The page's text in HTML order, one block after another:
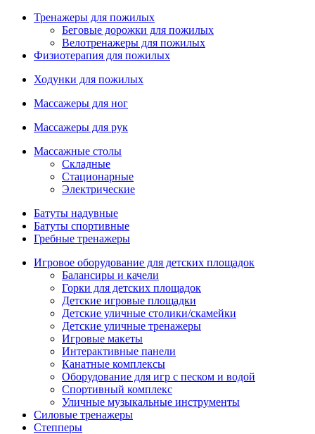
Тренажеры для пожилых
Беговые дорожки для пожилых
Велотренажеры для пожилых
Физиотерапия для пожилых
Ходунки для пожилых
Массажеры для ног
Массажеры для рук
Массажные столы
Складные
Стационарные
Электрические
Батуты надувные
Батуты спортивные
Гребные тренажеры
Игровое оборудование для детских площадок
Балансиры и качели
Горки для детских площадок
Детские игровые площадки
Детские уличные столики/скамейки
Детские уличные тренажеры
Игровые макеты
Интерактивные панели
Канатные комплексы
Оборудование для игр с песком и водой
Спортивный комплекс
Уличные музыкальные инструменты
Силовые тренажеры
Степперы